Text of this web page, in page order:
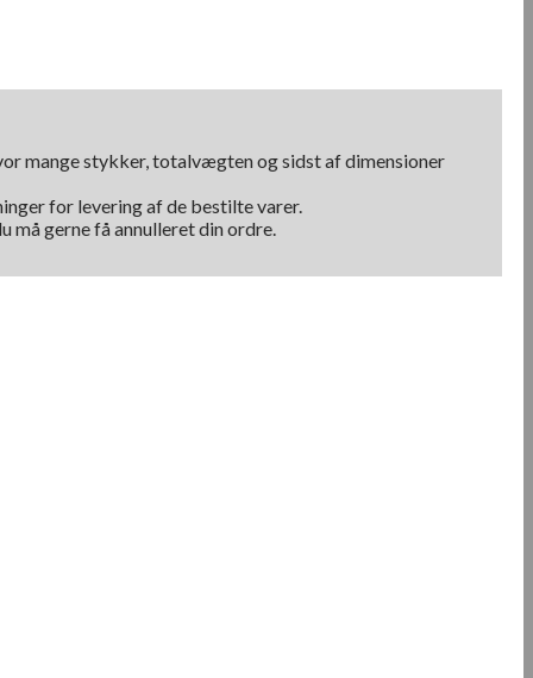
mange stykker, totalvægten og sidst af dimensioner
for levering af de bestilte varer.
må gerne få annulleret din ordre.